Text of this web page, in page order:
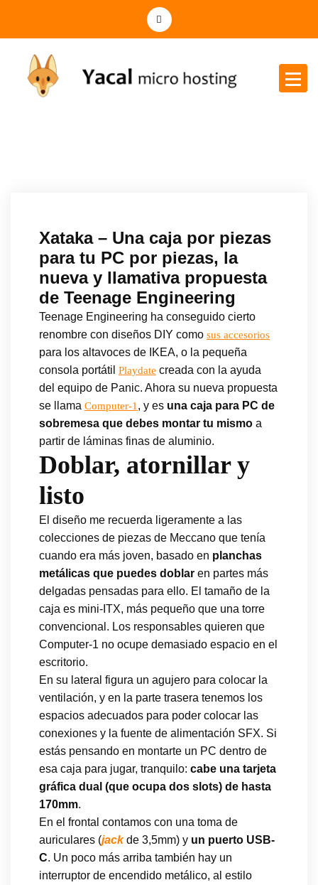
Xataka – Una caja por piezas
para tu PC por piezas, la
nueva y llamativa propuesta
de Teenage Engineering
Teenage Engineering ha conseguido cierto
renombre con diseños DIY como sus accesorios
para los altavoces de IKEA, o la pequeña
consola portátil Playdate creada con la ayuda
del equipo de Panic. Ahora su nueva propuesta
se llama Computer-1 , y es una caja para PC de
sobremesa que debes montar tu mismo a
partir de láminas finas de aluminio.
Doblar, atornillar y
listo
El diseño me recuerda ligeramente a las
colecciones de piezas de Meccano que tenía
cuando era más joven, basado en planchas
metálicas que puedes doblar en partes más
delgadas pensadas para ello. El tamaño de la
caja es mini-ITX, más pequeño que una torre
convencional. Los responsables quieren que
Computer-1 no ocupe demasiado espacio en el
escritorio.
En su lateral figura un agujero para colocar la
ventilación, y en la parte trasera tenemos los
espacios adecuados para poder colocar las
conexiones y la fuente de alimentación SFX. Si
estás pensando en montarte un PC dentro de
esa caja para jugar, tranquilo: cabe una tarjeta
gráfica dual (que ocupa dos slots) de hasta
170mm.
En el frontal contamos con una toma de
auriculares (jackde 3,5mm) y un puerto USB-
C. Un poco más arriba también hay un
interruptor de encendido metálico, al estilo